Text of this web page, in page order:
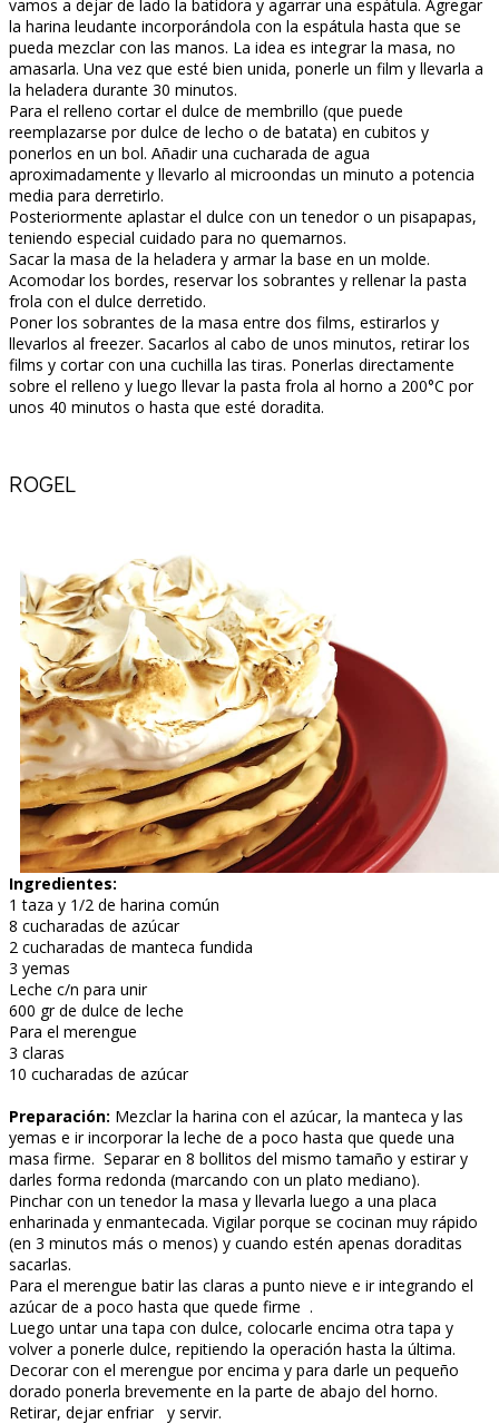
vamos a dejar de lado la batidora y agarrar una espátula. Agregar
la harina leudante incorporándola con la espátula hasta que se
pueda mezclar con las manos. La idea es integrar la masa, no
amasarla. Una vez que esté bien unida, ponerle un film y llevarla a
la heladera durante 30 minutos.
Para el relleno cortar el dulce de membrillo (que puede
reemplazarse por dulce de lecho o de batata) en cubitos y
ponerlos en un bol. Añadir una cucharada de agua
aproximadamente y llevarlo al microondas un minuto a potencia
media para derretirlo.
Posteriormente aplastar el dulce con un tenedor o un pisapapas,
teniendo especial cuidado para no quemarnos.
Sacar la masa de la heladera y armar la base en un molde.
Acomodar los bordes, reservar los sobrantes y rellenar la pasta
frola con el dulce derretido.
Poner los sobrantes de la masa entre dos films, estirarlos y
llevarlos al freezer. Sacarlos al cabo de unos minutos, retirar los
films y cortar con una cuchilla las tiras. Ponerlas directamente
sobre el relleno y luego llevar la pasta frola al horno a 200°C por
unos 40 minutos o hasta que esté doradita.
ROGEL
Ingredientes:
1 taza y 1/2 de harina común
8 cucharadas de azúcar
2 cucharadas de manteca fundida
3 yemas
Leche c/n para unir
600 gr de dulce de leche
Para el merengue
3 claras
10 cucharadas de azúcar
Preparación: Mezclar la harina con el azúcar, la manteca y las
yemas e ir incorporar la leche de a poco hasta que quede una
masa firme. Separar en 8 bollitos del mismo tamaño y estirar y
darles forma redonda (marcando con un plato mediano).
Pinchar con un tenedor la masa y llevarla luego a una placa
enharinada y enmantecada. Vigilar porque se cocinan muy rápido
(en 3 minutos más o menos) y cuando estén apenas doraditas
sacarlas.
Para el merengue batir las claras a punto nieve e ir integrando el
azúcar de a poco hasta que quede firme .
Luego untar una tapa con dulce, colocarle encima otra tapa y
volver a ponerle dulce, repitiendo la operación hasta la última.
Decorar con el merengue por encima y para darle un pequeño
dorado ponerla brevemente en la parte de abajo del horno.
Retirar, dejar enfriar y servir.